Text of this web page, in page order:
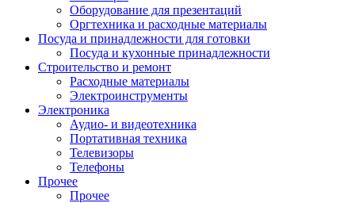
Оборудование для презентаций
Оргтехника и расходные материалы
Посуда и принадлежности для готовки
Посуда и кухонные принадлежности
Строительство и ремонт
Расходные материалы
Электроинструменты
Электроника
Аудио- и видеотехника
Портативная техника
Телевизоры
Телефоны
Прочее
Прочее